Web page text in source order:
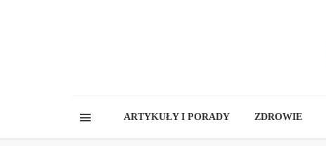
ARTYKUŁY I PORADY ZDROWIE